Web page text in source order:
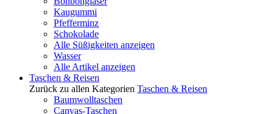
Kaugummi
Pfefferminz
Schokolade
Alle Süßigkeiten anzeigen
Wasser
Alle Artikel anzeigen
Taschen & Reisen
Zurück zu allen Kategorien Taschen & Reisen
Baumwolltaschen
Canvas-Taschen